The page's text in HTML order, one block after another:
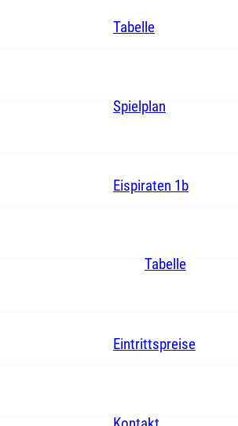
Tabelle
Spielplan
Eispiraten 1b
Tabelle
Eintrittspreise